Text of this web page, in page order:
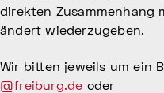
direk­ten Zusam­men­hang
än­dert wieder­zu­ge­ben.
Wir bitten jeweils um ein
@freiburg.de oder